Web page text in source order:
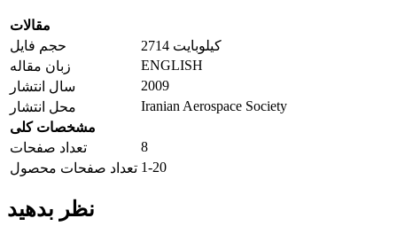
مقالات
حجم فایل
2714 کیلوبایت
زبان مقاله
ENGLISH
سال انتشار
2009
محل انتشار
Iranian Aerospace Society
مشخصات کلی
تعداد صفحات
8
تعداد صفحات محصول 1-20
نظر بدهید